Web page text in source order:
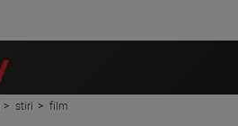
stiri film